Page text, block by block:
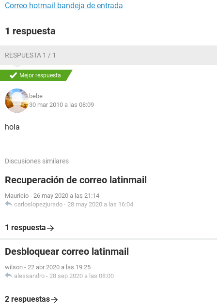
Correo hotmail bandeja de entrada
1 respuesta
RESPUESTA 1 / 1
Mejor respuesta
bebe
30 mar 2010 a las 08:09
hola
Discusiones similares
Recuperación de correo latinmail
Mauricio - 26 may 2020 a las 21:14
carloslopezjurado - 28 may 2020 a las 16:04
1 respuesta
Desbloquear correo latinmail
wilson - 22 abr 2020 a las 19:25
alessandro - 28 sep 2020 a las 08:00
2 respuestas